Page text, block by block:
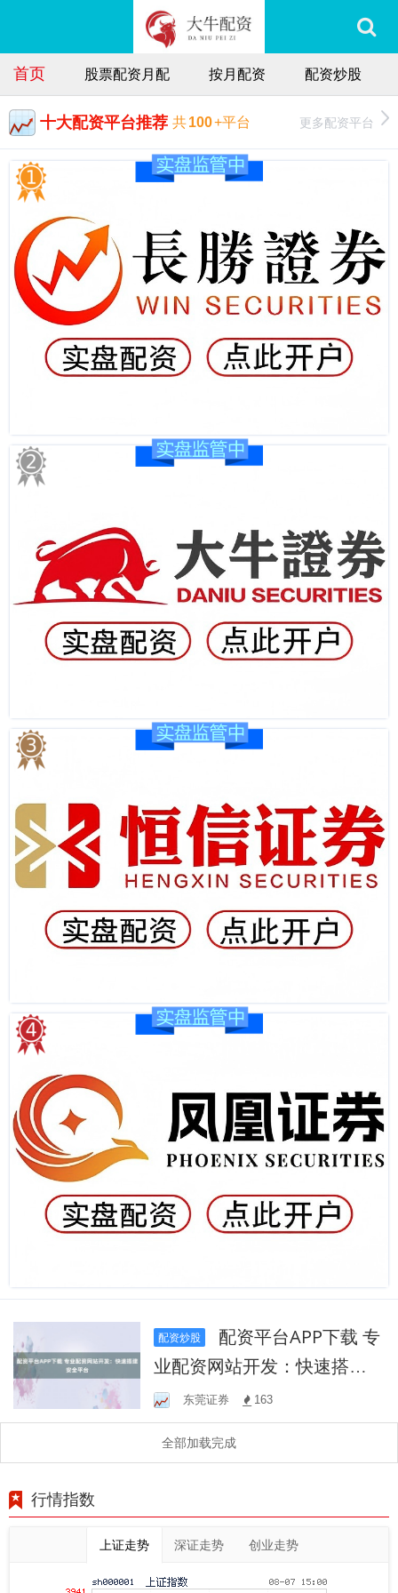
首页 股票配资月配 按月配资 配资炒股
十大配资平台推荐 共100+平台 更多配资平台
配资炒股
业配资网站开发：快速搭建
安全平台
东莞证券 163
全部加载完成
行情指数
上证走势 深证走势 创业走势